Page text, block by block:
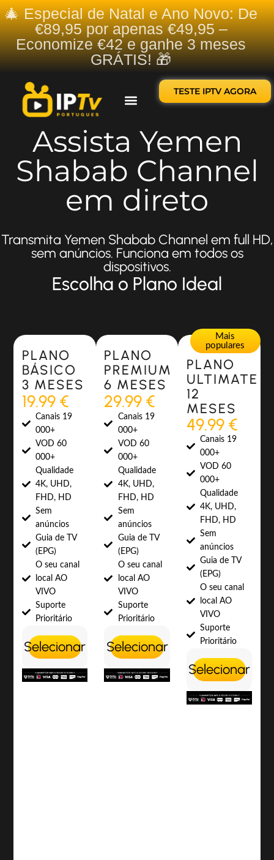
🎄 Especial de Natal e Ano Novo: De
€89,95 por apenas €49,95 –
Economize €42 e ganhe 3 meses
GRÁTIS! 🎁
TESTE IPTV AGORA
Assista Yemen
Shabab Channel
em direto
Transmita Yemen Shabab Channel em full HD,
sem anúncios. Funciona em todos os
dispositivos.
Escolha o Plano Ideal
Most Popular
PLANO
BÁSICO
3 MESES
19.99 €
Canais 19
000+
VOD 60
000+
Qualidade
4K, UHD,
FHD, HD
Sem
anúncios
Guia de TV
(EPG)
O seu canal
local AO
VIVO
Suporte
Prioritário
Selecionar
Most Popular
PLANO
PREMIUM
6 MESES
29.99 €
Canais 19
000+
VOD 60
000+
Qualidade
4K, UHD,
FHD, HD
Sem
anúncios
Guia de TV
(EPG)
O seu canal
local AO
VIVO
Suporte
Prioritário
Selecionar
Mais
populares
PLANO
ULTIMATE
12
MESES
49.99 €
Canais 19
000+
VOD 60
000+
Qualidade
4K, UHD,
FHD, HD
Sem
anúncios
Guia de TV
(EPG)
O seu canal
local AO
VIVO
Suporte
Prioritário
Selecionar